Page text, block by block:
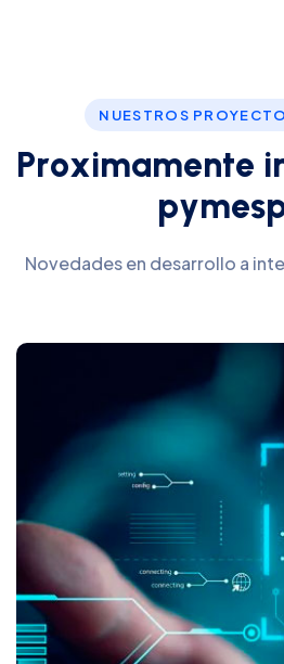
NUESTROS
Proximamente i
pymes
Novedades en desarrollo a